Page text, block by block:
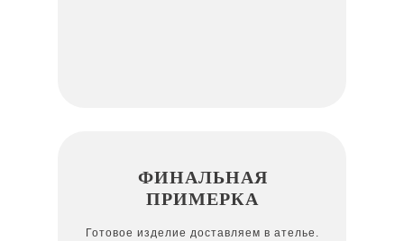
Готовое изделие доставляем в ателье.
ФИНАЛЬНАЯ
ПРИМЕРКА